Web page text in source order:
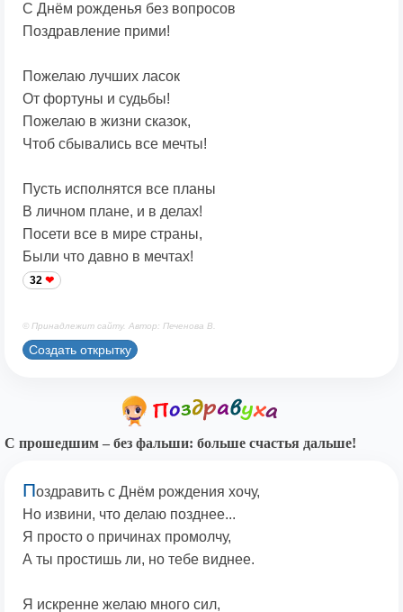
С Днём рожденья без вопросов
Поздравление прими!
Пожелаю лучших ласок
От фортуны и судьбы!
Пожелаю в жизни сказок,
Чтоб сбывались все мечты!
Пусть исполнятся все планы
В личном плане, и в делах!
Посети все в мире страны,
Были что давно в мечтах!
32
© Принадлежит сайту. Автор: Печенова В.
Создать открытку
С прошедшим – без фальши: больше счастья дальше!
Поздравить с Днём рождения хочу,
Но извини, что делаю позднее...
Я просто о причинах промолчу,
А ты простишь ли, но тебе виднее.
Я искренне желаю много сил,